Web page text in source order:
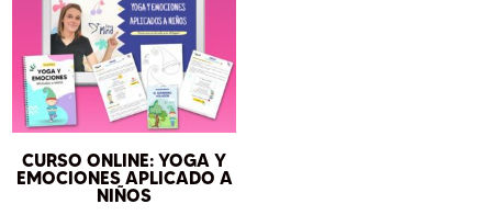
CURSO ONLINE: YOGA Y
EMOCIONES APLICADO A
NIÑOS